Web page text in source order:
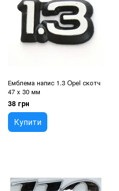
Емблема напис 1.3 Opel скотч
47 x 30 мм
38 грн
Купити